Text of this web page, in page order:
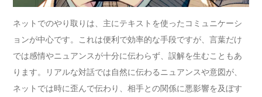
ネットでのやり取りは、主にテキストを使ったコミュニケーシ
ョンが中心です。これは便利で効率的な手段ですが、言葉だけ
では感情やニュアンスが十分に伝わらず、誤解を生むこともあ
ります。リアルな対話では自然に伝わるニュアンスや意図が、
ネットでは時に歪んで伝わり、相手との関係に悪影響を及ぼす